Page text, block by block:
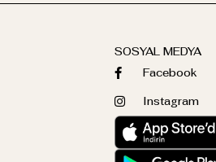
SOSYAL MEDYA
Facebook
Instagram